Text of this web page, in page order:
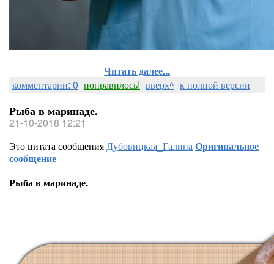
Читать далее...
комментарии: 0 понравилось! вверх^ к полной версии
Рыба в маринаде.
21-10-2018 12:21
Это цитата сообщенияДубовицкая_ГалинаОригинальное
сообщение
Рыба в маринаде.